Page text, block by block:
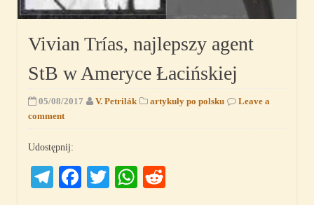
Vivian Trías, najlepszy agent
StB w Ameryce Łacińskiej
05/08/2017 V. Petrilák artykuły po polsku
Leave a
comment
Udostępnij:
Telegram
Facebook
TwitterWhatsApp